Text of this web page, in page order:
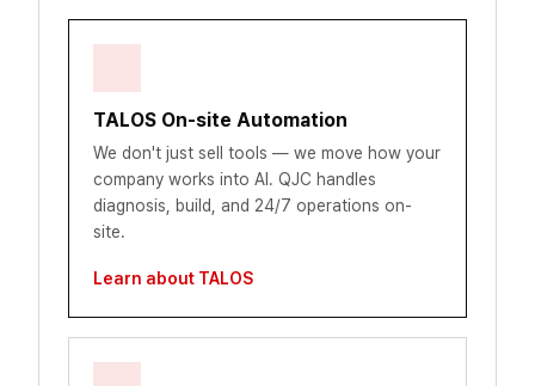
TALOS On-site Automation
We don't just sell tools — we move how your
company works into AI. QJC handles
diagnosis, build, and 24/7 operations on-
site.
Learn about TALOS